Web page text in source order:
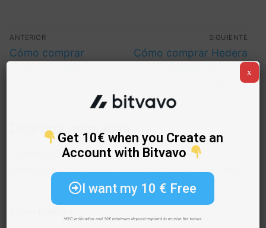
ANTERIOR
Cómo comprar
SIGUIENTE
Cómo comprar Hedera
(HBAR) de forma
segura
Deja una respuesta
Tu dirección de correo electrónico no será
Get 10€ when you Create an
Account with Bitvavo
I want my 10 € Free
*KYC verification and 10€ minimum deposit required to receive the bonus
x